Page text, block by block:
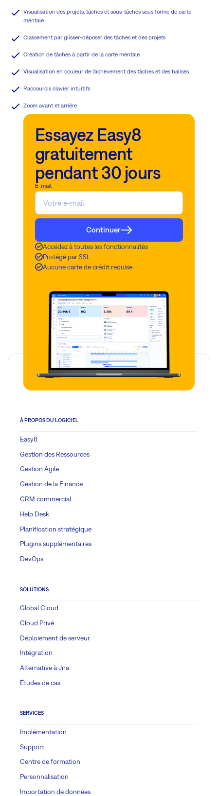
Visualisation des projets, tâches et sous-tâches sous forme de carte
mentale
Classement par glisser-déposer des tâches et des projets
Création de tâches à partir de la carte mentale
Visualisation en couleur de l’achèvement des tâches et des balises
Raccourcis clavier intuitifs
Zoom avant et arrière
Essayez Easy8
gratuitement
pendant 30 jours
E-mail
Continuer
Accédez à toutes les fonctionnalités
Protégé par SSL
Aucune carte de crédit requise
À PROPOS DU LOGICIEL
Easy8
Gestion des Ressources
Gestion Agile
Gestion de la Finance
CRM commercial
Help Desk
Planification stratégique
Plugins supplémentaires
DevOps
SOLUTIONS
Global Cloud
Cloud Privé
Déploiement de serveur
Intégration
Alternative à Jira
Études de cas
SERVICES
Implémentation
Support
Centre de formation
Personnalisation
Importation de données